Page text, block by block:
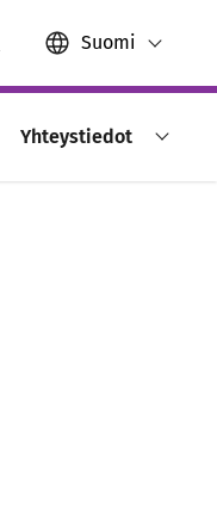
Suomi
Yhteystiedot